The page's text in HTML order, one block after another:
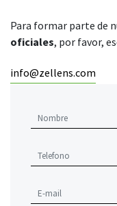
Para formar parte de
oficiales, por favor,
info@zellens.com